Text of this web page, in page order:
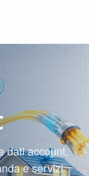
dati account,
e servizi